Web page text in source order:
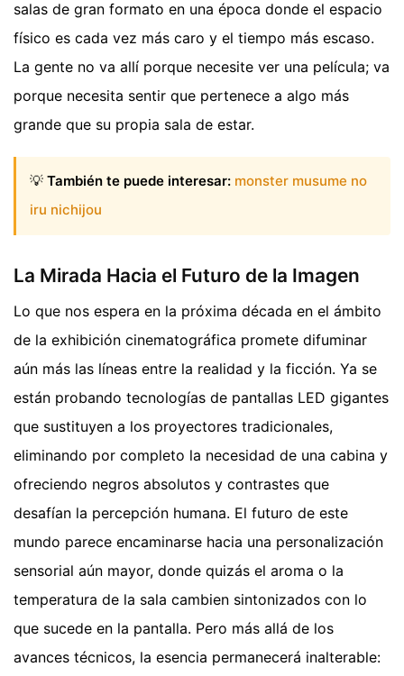
salas de gran formato en una época donde el espacio
físico es cada vez más caro y el tiempo más escaso.
La gente no va allí porque necesite ver una película; va
porque necesita sentir que pertenece a algo más
grande que su propia sala de estar.
💡 También te puede interesar: monster musume no
iru nichijou
La Mirada Hacia el Futuro de la Imagen
Lo que nos espera en la próxima década en el ámbito
de la exhibición cinematográfica promete difuminar
aún más las líneas entre la realidad y la ficción. Ya se
están probando tecnologías de pantallas LED gigantes
que sustituyen a los proyectores tradicionales,
eliminando por completo la necesidad de una cabina y
ofreciendo negros absolutos y contrastes que
desafían la percepción humana. El futuro de este
mundo parece encaminarse hacia una personalización
sensorial aún mayor, donde quizás el aroma o la
temperatura de la sala cambien sintonizados con lo
que sucede en la pantalla. Pero más allá de los
avances técnicos, la esencia permanecerá inalterable: